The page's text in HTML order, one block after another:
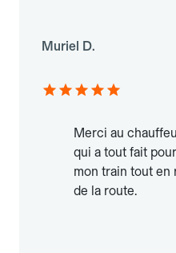
Muriel D.
Merci au
qui a tout fait
mon train tout en
de la route.